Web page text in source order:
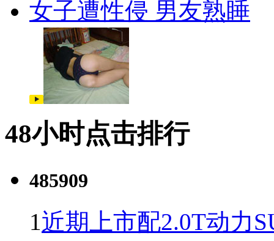
女子遭性侵 男友熟睡
48小时点击排行
485909
1近期上市配2.0T动力